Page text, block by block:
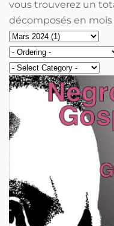
vous trouverez un
décomposés en